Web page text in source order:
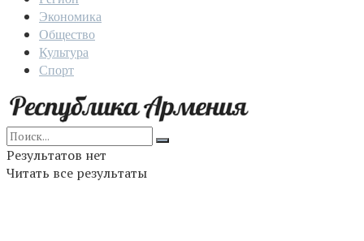
Экономика
Общество
Культура
Спорт
Результатов нет
Читать все результаты